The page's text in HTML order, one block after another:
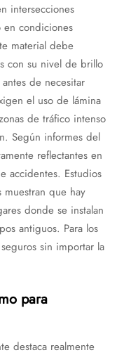
intersecciones
condiciones
material debe
con su nivel de brillo
de necesitar
el uso de lámina
de tráfico intenso
Según informes del
reflectantes en
accidentes. Estudios
que hay
donde se instalan
antiguos. Para los
sin importar la
para
destaca realmente